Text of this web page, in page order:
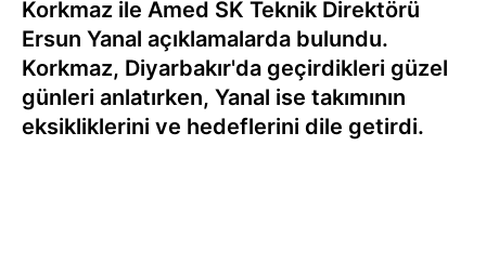
Korkmaz ile Amed SK Teknik Direktörü
Ersun Yanal açıklamalarda bulundu.
Korkmaz, Diyarbakır'da geçirdikleri güzel
günleri anlatırken, Yanal ise takımının
eksikliklerini ve hedeflerini dile getirdi.